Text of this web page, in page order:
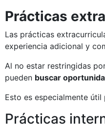
Prácticas
Las prácticas
experiencia adicional y
Al no estar restringidas
pueden buscar
Esto es especialmente
Prácticas